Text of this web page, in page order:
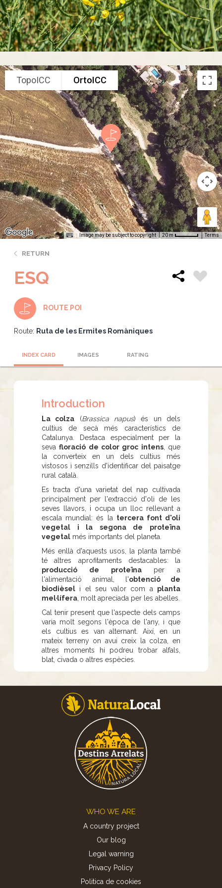
TopoICC OrtoICC
Image may be subject to copyright 20 m Terms
RETURN
ESQ
ROUTE POI
Route: Ruta de les Ermites Romàniques
INDEX CARD IMAGES RATING
Introduction
La colza (Brassica napus) és un dels
cultius de secà més característics de
Catalunya. Destaca especialment per la
sevafloració de color groc intens, que
la converteix en un dels cultius més
vistosos i senzills d'identificar del paisatge
rural català.
Es tracta d'una varietat del nap cultivada
principalment per l'extracció d'oli de les
seves llavors, i ocupa un lloc rellevant a
escala mundial: és la tercera font d'oli
vegetal i la segona de proteïna
vegetal més importants del planeta.
Més enllà d'aquests usos, la planta també
té altres aprofitaments destacables: la
producció de proteïnaper a
l'alimentació animal, l'obtenció de
biodièsel i el seu valor com a planta
mel·lífera , molt apreciada per les abelles.
Cal tenir present que l'aspecte dels camps
varia molt segons l'època de l'any, i que
els cultius es van alternant. Així, en un
mateix terreny on avui creix la colza, en
altres moments hi podreu trobar alfals,
blat, civada o altres espècies.
WHO WE ARE
A country project
Our blog
Legal warning
Privacy Policy
Politica de cookies